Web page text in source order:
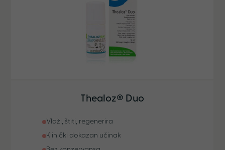
Thealoz® Duo
Vlaži, štiti, regenerira
Klinički dokazan učinak